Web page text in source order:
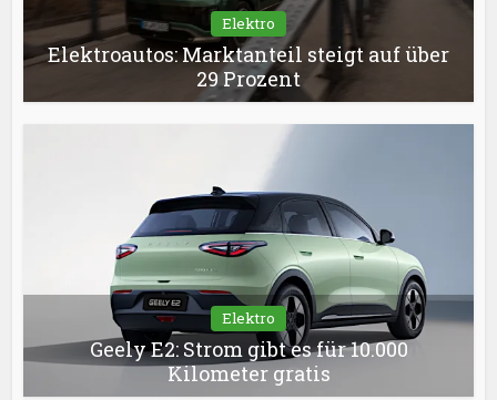
Elektro
Elektroautos: Marktanteil steigt auf über
29 Prozent
Elektro
Geely E2: Strom gibt es für 10.000
Kilometer gratis